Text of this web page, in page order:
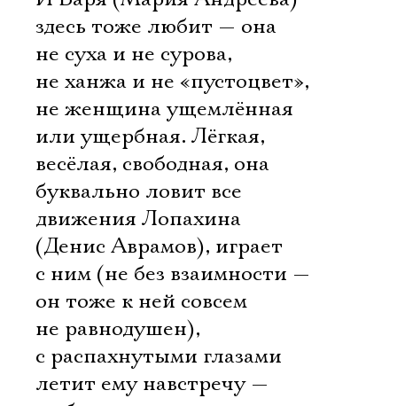
здесь тоже любит — она
не суха и не сурова,
не ханжа и не «пустоцвет»,
не женщина ущемлённая
или ущербная. Лёгкая,
весёлая, свободная, она
буквально ловит все
движения Лопахина
(Денис Аврамов), играет
с ним (не без взаимности —
он тоже к ней совсем
не равнодушен),
с распахнутыми глазами
летит ему навстречу —
Электропочта